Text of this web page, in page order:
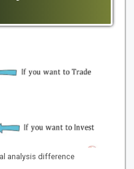
analysis difference